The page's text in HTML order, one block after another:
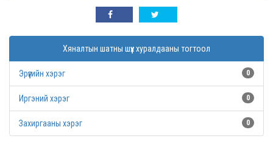
Хяналтын шатны шүүх хуралдааны тогтоол
Эрүүгийн хэрэг 0
Иргэний хэрэг 0
Захиргааны хэрэг 0